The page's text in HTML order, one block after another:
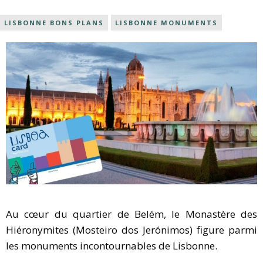
LISBONNE BONS PLANS LISBONNE MONUMENTS
Au cœur du quartier de Belém, le Monastère des
Hiéronymites (Mosteiro dos Jerónimos) figure parmi
les monuments incontournables de Lisbonne.